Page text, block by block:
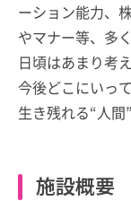
ーション能力、
やマナー等、多
日頃はあまり考
今後どこにいっ
生き残れる“人間
施設概要